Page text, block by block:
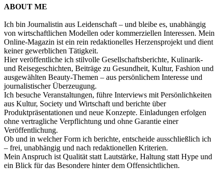
ABOUT ME
Ich bin Journalistin aus Leidenschaft – und bleibe es, unabhängig
von wirtschaftlichen Modellen oder kommerziellen Interessen. Mein
Online-Magazin ist ein rein redaktionelles Herzensprojekt und dient
keiner gewerblichen Tätigkeit.
Hier veröffentliche ich stilvolle Gesellschaftsberichte, Kulinarik-
und Reisegeschichten, Beiträge zu Gesundheit, Kultur, Fashion und
ausgewählten Beauty-Themen – aus persönlichem Interesse und
journalistischer Überzeugung.
Ich besuche Veranstaltungen, führe Interviews mit Persönlichkeiten
aus Kultur, Society und Wirtschaft und berichte über
Produktpräsentationen und neue Konzepte. Einladungen erfolgen
ohne vertragliche Verpflichtung und ohne Garantie einer
Veröffentlichung.
Ob und in welcher Form ich berichte, entscheide ausschließlich ich
– frei, unabhängig und nach redaktionellen Kriterien.
Mein Anspruch ist Qualität statt Lautstärke, Haltung statt Hype und
ein Blick für das Besondere hinter dem Offensichtlichen.